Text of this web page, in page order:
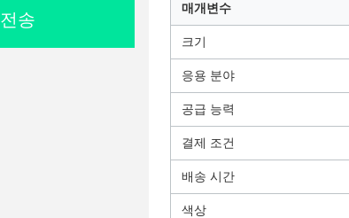
전송
매개변수
크기
응용 분야
공급 능력
결제 조건
배송 시간
색상